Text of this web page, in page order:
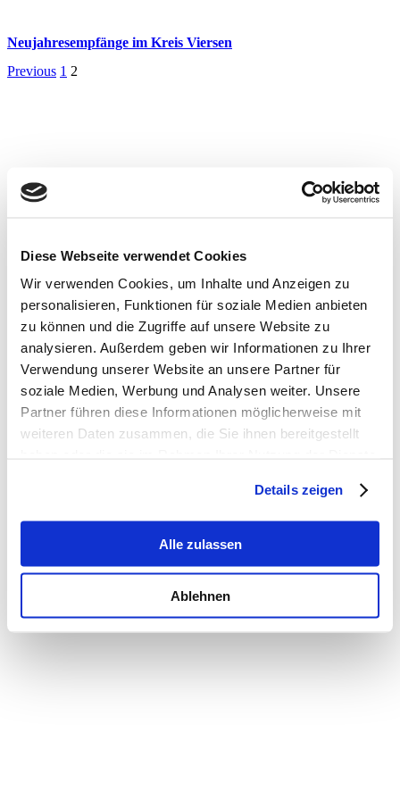
Diese Webseite verwendet Cookies
Wir verwenden Cookies, um Inhalte und Anzeigen zu
personalisieren, Funktionen für soziale Medien anbieten
zu können und die Zugriffe auf unsere Website zu
analysieren. Außerdem geben wir Informationen zu Ihrer
Verwendung unserer Website an unsere Partner für
soziale Medien, Werbung und Analysen weiter. Unsere
Partner führen diese Informationen möglicherweise mit
weiteren Daten zusammen, die Sie ihnen bereitgestellt
Details zeigen
Alle zulassen
Ablehnen
Neujahresempfänge im Kreis Viersen
Previous 1 2